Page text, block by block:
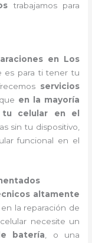
trabajamos para
en Los
es para ti tener tu
servicios
en la mayoría
celular en el
sin tu dispositivo,
funcional en el
altamente
la reparación de
necesite un
batería , o una